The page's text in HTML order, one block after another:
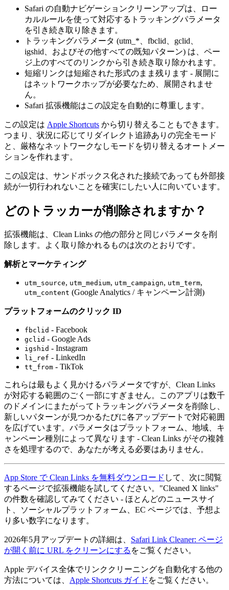
Safari の自動ナビゲーションクリーンアップは、ロー
カルルールを使って対応するトラッキングパラメータ
を引き続き取り除きます。
トラッキングパラメータ (utm_*、fbclid、gclid、
igshid、およびその他すべての既知パターン) は、ペー
ジ上のすべてのリンクから引き続き取り除かれます。
短縮リンクは短縮された形式のまま残ります - 展開に
はネットワークホップが必要なため、展開されませ
ん。
Safari 拡張機能はこの設定を自動的に尊重します。
この設定は Apple Shortcuts から切り替えることもできます。
つまり、状況に応じてリダイレクト追跡ありの完全モード
と、厳格なネットワークなしモードを切り替えるオートメー
ションを作れます。
この設定は、サンドボックス化された接続であっても外部接
続が一切行われないことを確実にしたい人に向いています。
どのトラッカーが削除されますか？
拡張機能は、Clean Links の他の部分と同じパラメータを削
除します。よく取り除かれるものは次のとおりです。
解析とマーケティング
utm_source, utm_medium, utm_campaign, utm_term,
utm_content (Google Analytics / キャンペーン計測)
プラットフォームのクリック ID
fbclid - Facebook
gclid - Google Ads
igshid - Instagram
li_ref - LinkedIn
tt_from - TikTok
これらは最もよく見かけるパラメータですが、Clean Links
が対応する範囲のごく一部にすぎません。このアプリは数千
のドメインにまたがってトラッキングパラメータを削除し、
新しいパターンが見つかるたびに各アップデートで対応範囲
を広げています。パラメータはプラットフォーム、地域、キ
ャンペーン種別によって異なります - Clean Links がその複雑
さを処理するので、あなたが考える必要はありません。
App Store で Clean Links を無料ダウンロード して、次に閲覧
するページで拡張機能を試してください。"Cleaned X links"
の件数を確認してみてください - ほとんどのニュースサイ
ト、ソーシャルプラットフォーム、EC ページでは、予想よ
り多い数字になります。
2026年5月アップデートの詳細は、 Safari Link Cleaner: ページ
が開く前に URL をクリーンにする をご覧ください。
Apple デバイス全体でリンククリーニングを自動化する他の
方法については、 Apple Shortcuts ガイド をご覧ください。